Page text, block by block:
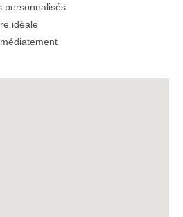
personnalisés
idéale